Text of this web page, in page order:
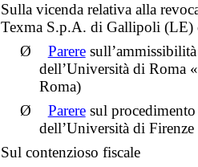
Sulla vicenda relativa alla
Texma S.p.A. di Gallipoli (LE)
Ø
Parere
dell’Università di Roma
Roma)
Ø
Pareresul
dell’Università di
Sul contenzioso fiscale